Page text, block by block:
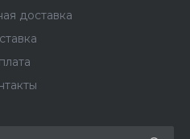
доставка